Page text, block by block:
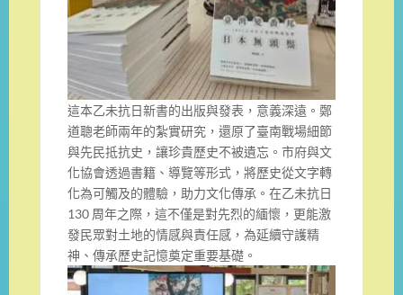
這本乙未抗日新書的出版與發表，意義深遠。鄭
道聰老師兩年的紮實研究，還原了臺南戰場細節
與先民抵抗史，讓珍貴歷史不被遺忘。市府與文
化協會透過書籍、導覽等形式，將歷史從文字轉
化為可觸及的體驗，助力文化傳承。在乙未抗日
130 周年之際，這不僅是對先烈的緬懷，更能激
發民眾對土地的情感與責任感，為延續守護精
神、傳承歷史記憶奠定重要基礎。